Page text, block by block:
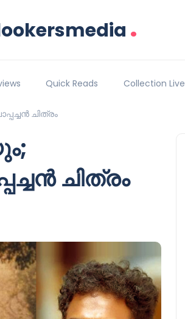
.
Quick Reads Collection Live
ചിത്രം
ചിത്രം